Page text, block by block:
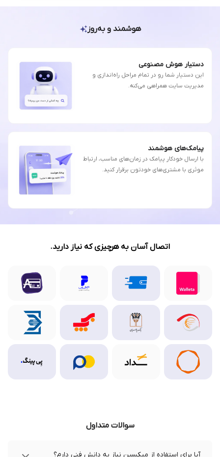
هوشمند و به‌روز
دستیار هوش مصنوعی
این دستیار شما رو در تمام مراحل راه‌اندازی و
مدیریت سایت همراهی می‌کنه.
پیامک‌های هوشمند
با ارسال خودکار پیامک در زمان‌های مناسب، ارتباط
موثری با مشتری‌های خودتون برقرار کنید.
اتصال آسان به هرچیزی که نیاز دارید.
سوالات متداول
آیا برای استفاده از میکسین نیاز به دانش فنی دارم؟